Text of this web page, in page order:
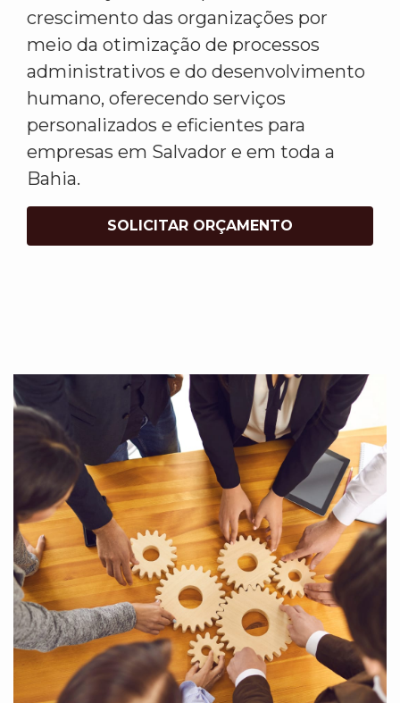
crescimento das organizações por
meio da otimização de processos
administrativos e do desenvolvimento
humano, oferecendo serviços
personalizados e eficientes para
empresas em Salvador e em toda a
Bahia.
SOLICITAR ORÇAMENTO